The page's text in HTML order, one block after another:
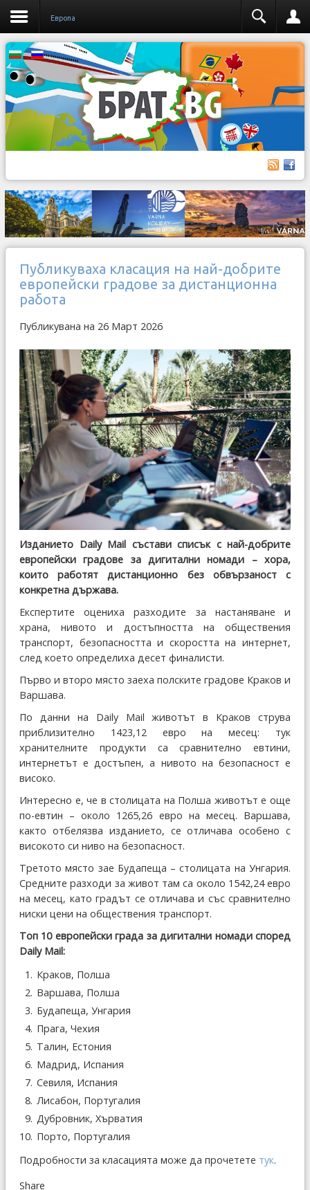
Европа
Публикуваха класация на най-добрите
европейски градове за дистанционна
работа
Публикувана на 26 Март 2026
Изданието Daily Mail състави списък с най-добрите
европейски градове за дигитални номади – хора,
които работят дистанционно без обвързаност с
конкретна държава.
Експертите оцениха разходите за настаняване и
храна, нивото и достъпността на обществения
транспорт, безопасността и скоростта на интернет,
след което определиха десет финалисти.
Първо и второ място заеха полските градове Краков и
Варшава.
По данни на Daily Mail животът в Краков струва
приблизително 1423,12 евро на месец: тук
хранителните продукти са сравнително евтини,
интернетът е достъпен, а нивото на безопасност е
високо.
Интересно е, че в столицата на Полша животът е още
по-евтин – около 1265,26 евро на месец. Варшава,
както отбелязва изданието, се отличава особено с
високото си ниво на безопасност.
Третото място зае Будапеща – столицата на Унгария.
Средните разходи за живот там са около 1542,24 евро
на месец, като градът се отличава и със сравнително
ниски цени на обществения транспорт.
Топ 10 европейски града за дигитални номади според
Daily Mail:
Краков, Полша
Варшава, Полша
Будапеща, Унгария
Прага, Чехия
Талин, Естония
Мадрид, Испания
Севиля, Испания
Лисабон, Португалия
Дубровник, Хърватия
Порто, Португалия
Подробности за класацията може да прочетете тук.
Share